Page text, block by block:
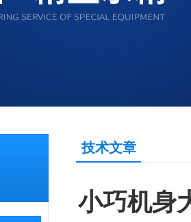
技术文章
小巧机身